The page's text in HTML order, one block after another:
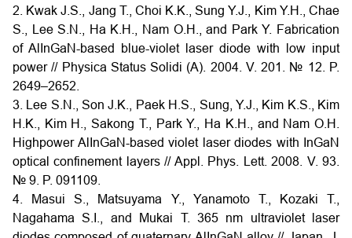
2. Kwak J.S., Jang T., Choi K.K., Sung Y.J., Kim Y.H., Chae
S., Lee S.N., Ha K.H., Nam O.H., and Park Y. Fabrication
of AlInGaN-based blue-violet laser diode with low input
power // Physica Status Solidi (A). 2004. V. 201. № 12. P.
2649–2652.
3. Lee S.N., Son J.K., Paek H.S., Sung, Y.J., Kim K.S., Kim
H.K., Kim H., Sakong T., Park Y., Ha K.H., and Nam O.H.
Highpower AlInGaN-based violet laser diodes with InGaN
optical confinement layers // Appl. Phys. Lett. 2008. V. 93.
№ 9. P. 091109.
4. Masui S., Matsuyama Y., Yanamoto T., Kozaki T.,
Nagahama S.I., and Mukai T. 365 nm ultraviolet laser